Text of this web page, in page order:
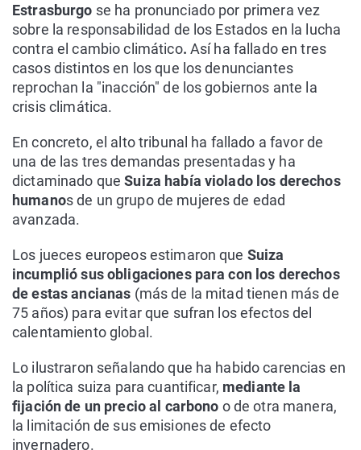
Estrasburgo se ha pronunciado por primera vez
sobre la responsabilidad de los Estados en la lucha
contra el cambio climático. Así ha fallado en tres
casos distintos en los que los denunciantes
reprochan la "inacción" de los gobiernos ante la
crisis climática.
En concreto, el alto tribunal ha fallado a favor de
una de las tres demandas presentadas y ha
dictaminado queSuiza había violado los derechos
humanos de un grupo de mujeres de edad
avanzada.
Los jueces europeos estimaron que Suiza
incumplió sus obligaciones para con los derechos
de estas ancianas (más de la mitad tienen más de
75 años) para evitar que sufran los efectos del
calentamiento global.
Lo ilustraron señalando que ha habido carencias en
la política suiza para cuantificar, mediante la
fijación de un precio al carbono o de otra manera,
la limitación de sus emisiones de efecto
invernadero.